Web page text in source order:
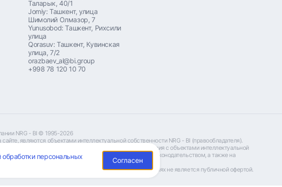
Таларык, 40/1
Jomiy: Ташкент, ​улица
Шимолий Олмазор, 7
Yunusobod: Ташкент, Рихсили
улица
Qorasuv: Ташкент, Кувинская
улица, 7/2
orazbaev_al@bi.group
+998 78 120 10 70
NRG - BI © 1995-2026
являются объектами интеллектуальной собственности NRG - BI (правообладателя).
правообладателя осуществлять какие-либо действия с объектами интеллектуальной
собой право на взыскание штрафов, предусмотренных законодательством, а также на
интересов.
информационный характер и ни при каких условиях не является публичной офертой.
обработки персональных
Согласен